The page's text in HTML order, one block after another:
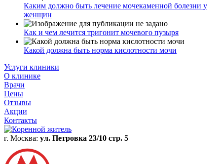
Каким должно быть лечение мочекаменной болезни у
женщин
Как и чем лечится тригонит мочевого пузыря
Какой должна быть норма кислотности мочи
Услуги клиники
О клинике
Врачи
Цены
Отзывы
Акции
Контакты
г. Москва: ул. Петровка 23/10 стр. 5